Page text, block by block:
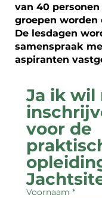
van 40
groepen worden
De lesdagen
samenspraak
aspiranten
Ja ik wil
voor de
Voornaam *